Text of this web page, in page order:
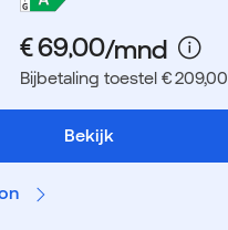
Bijbetaling toestel € 209,00
Bekijk